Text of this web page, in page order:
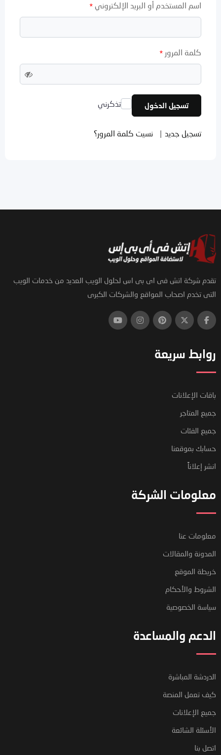
اسم المستخدم أو البريد الإلكتروني *
كلمة المرور *
تسجيل الدخول تذكرني
تسجيل جديد | نسيت كلمة المرور؟
تقدم شركة اتش فى اى بى اس لحلول الويب العديد من خدمات الويب
التى تخدم اصحاب المواقع والشركات الكبرى
روابط سريعة
باقات الإعلانات
جميع المتاجر
جميع الفئات
حسابك بموقعنا
انشر إعلاناً
معلومات الشركة
معلومات عنا
المدونة والمقالات
خريطة الموقع
الشروط والأحكام
سياسة الخصوصية
الدعم والمساعدة
الدردشة المباشرة
كيف تعمل المنصة
جميع الإعلانات
الأسئلة الشائعة
اتصل بنا